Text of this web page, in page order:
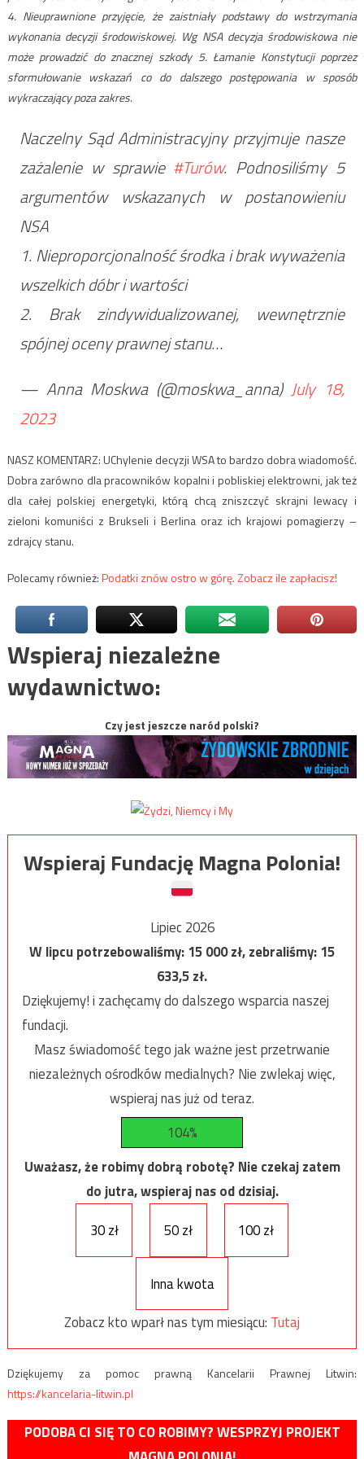
4. Nieuprawnione przyjęcie, że zaistniały podstawy do wstrzymania
wykonania decyzji środowiskowej. Wg NSA decyzja środowiskowa nie
może prowadzić do znacznej szkody 5. Łamanie Konstytucji poprzez
sformułowanie wskazań co do dalszego postępowania w sposób
wykraczający poza zakres.
Naczelny Sąd Administracyjny przyjmuje nasze
zażalenie w sprawie #Turów. Podnosiliśmy 5
argumentów wskazanych w postanowieniu
NSA
1. Nieproporcjonalność środka i brak wyważenia
wszelkich dóbr i wartości
2. Brak zindywidualizowanej, wewnętrznie
spójnej oceny prawnej stanu…
— Anna Moskwa (@moskwa_anna)July 18,
2023
NASZ KOMENTARZ: UChylenie decyzji WSA to bardzo dobra wiadomość.
Dobra zarówno dla pracowników kopalni i pobliskiej elektrowni, jak też
dla całej polskiej energetyki, którą chcą zniszczyć skrajni lewacy i
zieloni komuniści z Brukseli i Berlina oraz ich krajowi pomagierzy –
zdrajcy stanu.
Polecamy również:Podatki znów ostro w górę. Zobacz ile zapłacisz!
Wspieraj niezależne
wydawnictwo:
Czy jest jeszcze naród polski?
Wspieraj Fundację Magna Polonia!
Lipiec 2026
W lipcu potrzebowaliśmy:15 000zł, zebraliśmy:15
633,5zł.
Dziękujemy! i zachęcamy do dalszego wsparcia naszej
fundacji.
Masz świadomość tego jak ważne jest przetrwanie
niezależnych ośrodków medialnych? Nie zwlekaj więc,
wspieraj nas już od teraz.
104%
Uważasz, że robimy dobrą robotę? Nie czekaj zatem
do jutra, wspieraj nas od dzisiaj.
30 zł
50 zł 100 zł
Inna kwota
Zobacz kto wparł nas tym miesiącu: Tutaj
Dziękujemy za pomoc prawną Kancelarii Prawnej Litwin:
https://kancelaria-litwin.pl
PODOBA CI SIĘ TO CO ROBIMY? WESPRZYJ PROJEKT